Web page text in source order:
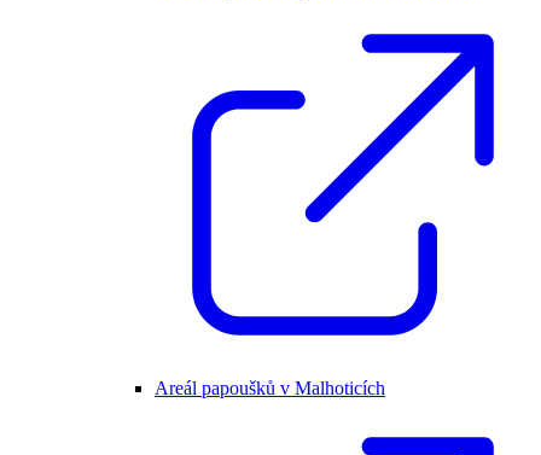
Areál papoušků v Malhoticích